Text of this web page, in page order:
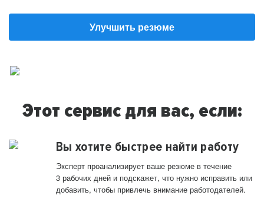
Улучшить резюме
Этот сервис для вас, если:
Вы хотите быстрее найти работу
Эксперт проанализирует ваше резюме в течение
3 рабочих дней и подскажет, что нужно исправить или
добавить, чтобы привлечь внимание работодателей.